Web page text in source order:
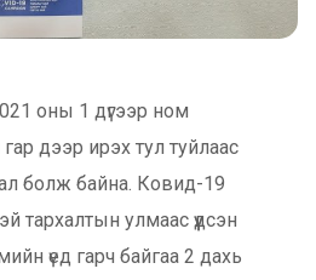
оны 1 дүгээр ном
дээр ирэх тул туйлаас
болж байна. Ковид-19
тархалтын улмаас үүдсэн
үед гарч байгаа 2 дахь